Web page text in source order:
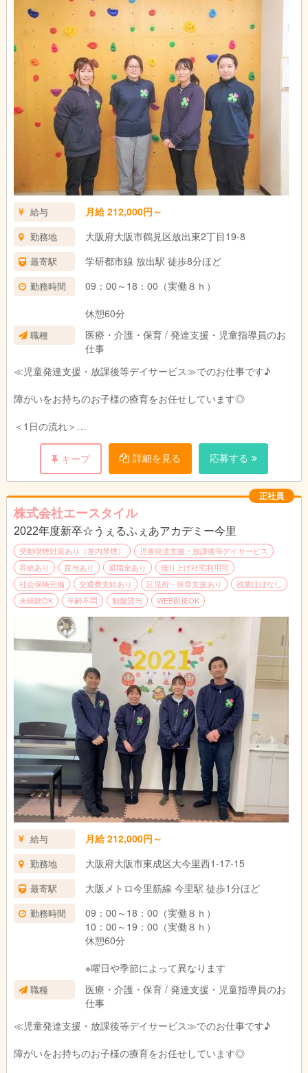
夕方からはお子様をご自宅までお送りします♪
事務作業などを済ませて一日が終了です◎
給与 月給 212,000円～
勤務地 大阪府大阪市鶴見区放出東2丁目19-8
最寄駅 学研都市線 放出駅 徒歩8分ほど
勤務時間
09：00～18：00（実働８ｈ）
休憩60分
職種
医療・介護・保育 / 発達支援・児童指導員のお
仕事
≪児童発達支援・放課後等デイサービス≫でのお仕事です♪
障がいをお持ちのお子様の療育をお任せしています◎
＜1日の流れ＞
午前中はお子様のご自宅にお迎えに行きます♪
運転できるスタッフと指導員が2人一組で送迎していますので安
心してくださいね♪
施設内では、午後からのレクリエーションや工作、学習プリント
の準備などを行います。
午後からは学校へ通っているお子様のお迎えに行きます♪
施設に着いた子からおやつを食べていただいたり、宿題を行いま
す。
お子さまの苦手なことをサポートしてくださいね☆
また体を動かしたり、工作などのあそびで、様々な面からお子様
にアプローチしていただきます♪
一緒に楽しく遊びながら、成長をサポートしてくださいね☆
夕方からはお子様をご自宅までお送りします♪
事務作業などを済ませて一日が終了です◎
キープ 詳細を見る 応募する
正社員
株式会社エースタイル
2022年度新卒☆うぇるふぇあアカデミー今里
受動喫煙対策あり（屋内禁煙）
児童発達支援・放課後等デイサービス
昇給あり
賞与あり 退職金あり
借り上げ社宅利用可
社会保険完備
交通費支給あり 託児所・保育支援あり
残業ほぼなし
未経験OK
年齢不問 制服貸与 WEB面接OK
給与 月給 212,000円～
勤務地 大阪府大阪市東成区大今里西1-17-15
最寄駅 大阪メトロ今里筋線 今里駅 徒歩1分ほど
勤務時間
09：00～18：00（実働８ｈ）
10：00～19：00（実働８ｈ）
休憩60分
※曜日や季節によって異なります
職種
医療・介護・保育 / 発達支援・児童指導員のお
仕事
≪児童発達支援・放課後等デイサービス≫でのお仕事です♪
障がいをお持ちのお子様の療育をお任せしています◎